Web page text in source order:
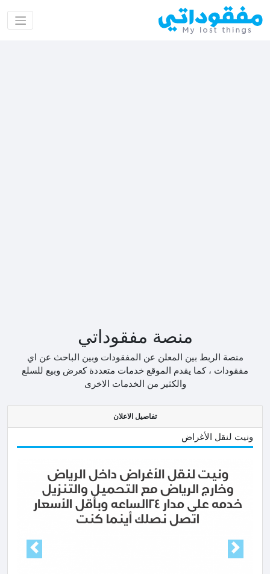
منصة مفقوداتي
منصة الربط بين المعلن عن المفقودات وبين الباحث عن اي
مفقودات ، كما يقدم الموقع خدمات متعددة كعرض وبيع للسلع
والكثير من الخدمات الاخرى
تفاصيل الاعلان
ونيت لنقل الأغراض
Next Prev